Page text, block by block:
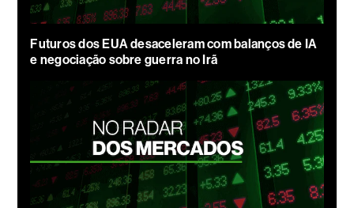
Futuros dos EUA desaceleram com balanços de IA
e negociação sobre guerra no Irã